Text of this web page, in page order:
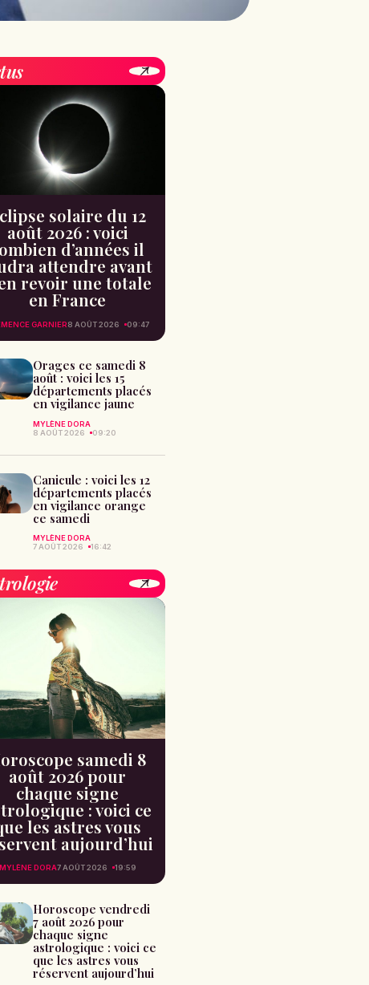
solaire du 12
août 2026 : voici
d’années il
attendre avant
revoir une totale
en France
GARNIER8 AOÛT 2026 09:47
Orages ce samedi 8
août : voici les 15
départements placés
en vigilance jaune
MYLÈNE DORA
8 AOÛT 2026
09:20
Canicule : voici les 12
départements placés
en vigilance orange
ce samedi
MYLÈNE DORA
7 AOÛT 2026
16:42
samedi 8
août 2026 pour
chaque signe
: voici ce
les astres vous
aujourd’hui
MYLÈNE DORA7 AOÛT 2026 19:59
Horoscope vendredi
7 août 2026 pour
chaque signe
astrologique : voici ce
que les astres vous
réservent aujourd’hui